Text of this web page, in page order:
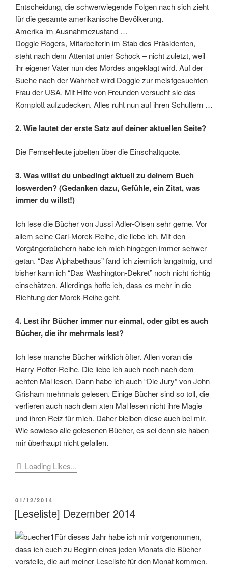
Entscheidung, die schwerwiegende Folgen nach sich zieht
für die gesamte amerikanische Bevölkerung.
Amerika im Ausnahmezustand …
Doggie Rogers, Mitarbeiterin im Stab des Präsidenten,
steht nach dem Attentat unter Schock – nicht zuletzt, weil
ihr eigener Vater nun des Mordes angeklagt wird. Auf der
Suche nach der Wahrheit wird Doggie zur meistgesuchten
Frau der USA. Mit Hilfe von Freunden versucht sie das
Komplott aufzudecken. Alles ruht nun auf ihren Schultern …
2. Wie lautet der erste Satz auf deiner aktuellen Seite?
Die Fernsehleute jubelten über die Einschaltquote.
3. Was willst du unbedingt aktuell zu deinem Buch
loswerden? (Gedanken dazu, Gefühle, ein Zitat, was
immer du willst!)
Ich lese die Bücher von Jussi Adler-Olsen sehr gerne. Vor
allem seine Carl-Morck-Reihe, die liebe ich. Mit den
Vorgängerbüchern habe ich mich hingegen immer schwer
getan. “Das Alphabethaus” fand ich ziemlich langatmig, und
bisher kann ich “Das Washington-Dekret” noch nicht richtig
einschätzen. Allerdings hoffe ich, dass es mehr in die
Richtung der Morck-Reihe geht.
4. Lest ihr Bücher immer nur einmal, oder gibt es auch
Bücher, die ihr mehrmals lest?
Ich lese manche Bücher wirklich öfter. Allen voran die
Harry-Potter-Reihe. Die liebe ich auch noch nach dem
achten Mal lesen. Dann habe ich auch “Die Jury” von John
Grisham mehrmals gelesen. Einige Bücher sind so toll, die
verlieren auch nach dem xten Mal lesen nicht ihre Magie
und ihren Reiz für mich. Daher bleiben diese auch bei mir.
Wie sowieso alle gelesenen Bücher, es sei denn sie haben
mir überhaupt nicht gefallen.
Loading Likes...
VERÖFFENTLICHT
AM
01/12/2014
[Leseliste] Dezember 2014
Für dieses Jahr habe ich mir vorgenommen,
dass ich euch zu Beginn eines jeden Monats die Bücher
vorstelle, die auf meiner Leseliste für den Monat kommen.